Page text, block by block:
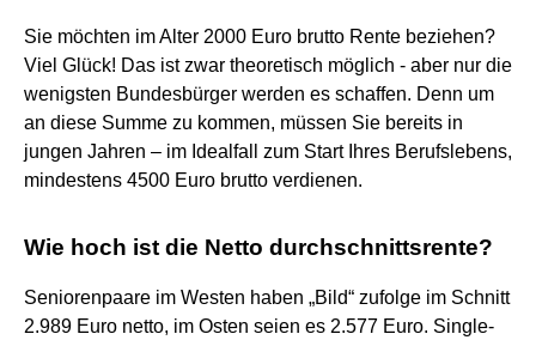
Sie möchten im Alter 2000 Euro brutto Rente beziehen?
Viel Glück! Das ist zwar theoretisch möglich - aber nur die
wenigsten Bundesbürger werden es schaffen. Denn um
an diese Summe zu kommen, müssen Sie bereits in
jungen Jahren – im Idealfall zum Start Ihres Berufslebens,
mindestens 4500 Euro brutto verdienen.
Wie hoch ist die Netto durchschnittsrente?
Seniorenpaare im Westen haben „Bild“ zufolge im Schnitt
2.989 Euro netto, im Osten seien es 2.577 Euro. Single-